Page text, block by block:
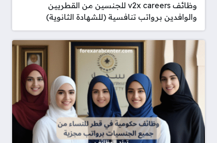
وظائف v2x careers للجنسين من القطريين
والوافدين برواتب تنافسية (للشهادة الثانوية)